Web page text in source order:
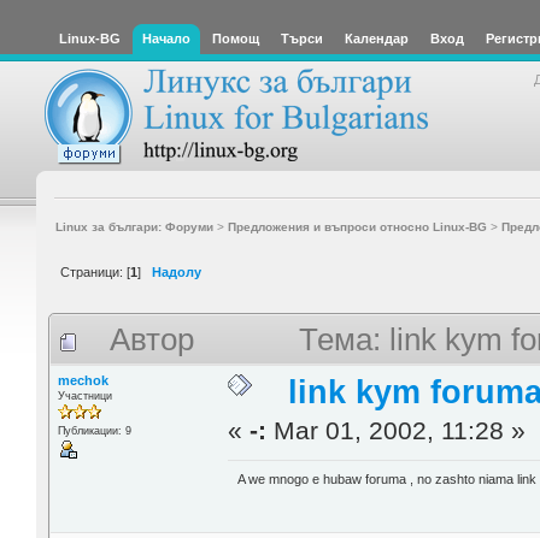
Linux-BG Начало Помощ Търси Календар Вход
Linux за българи: Форуми> Предложения и въпроси относно Linux-BG >
Страници: [1] Надолу
Автор Тема: link kym
mechok
Участници
Публикации: 9
link kym
«-: Mar 01, 2002, 11:28 »
A we mnogo e hubaw foruma , no zashto niama